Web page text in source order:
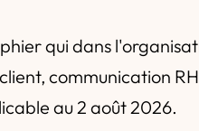
qui dans
communication
au 2 août 2026.